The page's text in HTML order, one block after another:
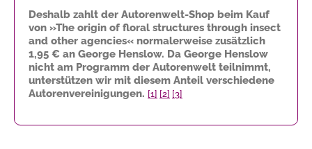
Deshalb zahlt der Autorenwelt-Shop beim Kauf
von »The origin of floral structures through insect
and other agencies« normalerweise zusätzlich
1,95 € an George Henslow. Da George Henslow
nicht am Programm der Autorenwelt teilnimmt,
unterstützen wir mit diesem Anteil verschiedene
Autorenvereinigungen. [1] [2] [3]